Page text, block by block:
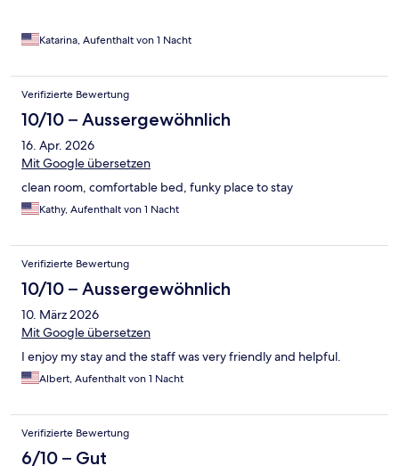
Katarina, Aufenthalt von 1 Nacht
Verifizierte Bewertung
10/10 – Aussergewöhnlich
16. Apr. 2026
Mit Google übersetzen
clean room, comfortable bed, funky place to stay
Kathy, Aufenthalt von 1 Nacht
Verifizierte Bewertung
10/10 – Aussergewöhnlich
10. März 2026
Mit Google übersetzen
I enjoy my stay and the staff was very friendly and helpful.
Albert, Aufenthalt von 1 Nacht
Verifizierte Bewertung
6/10 – Gut